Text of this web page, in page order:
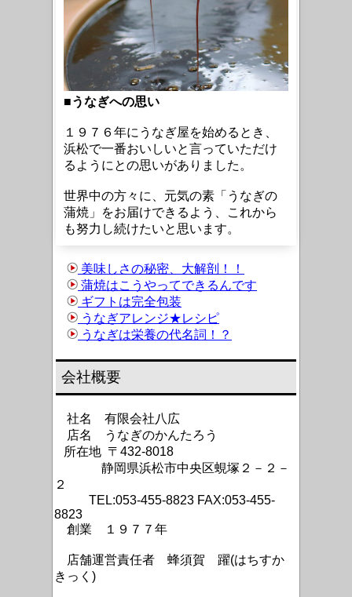
■うなぎへの思い
１９７６年にうなぎ屋を始めるとき、
浜松で一番おいしいと言っていただけ
るように との思いがありました。
世界中の方々に、 元気の素「うなぎの
蒲焼」をお届けできるよう、これから
も努力し続けたいと思います。
美味しさの秘密、大解剖！！
蒲焼はこうやってできるんです
ギフトは完全包装
うなぎアレンジ★レシピ
うなぎは栄養の代名詞！？
会社概要
社名 有限会社八広
店名 うなぎのかんたろう
所在地 〒432-8018
静岡県浜松市中央区蜆塚２－２－
２
TEL:053-455-8823 FAX:053-455-
8823
創業 １９７７年
店舗運営責任者 蜂須賀 躍(はちすか
きっく)